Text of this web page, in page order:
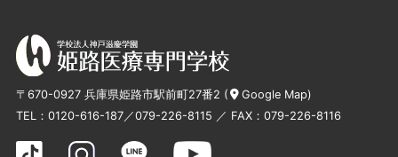
〒670-0927 兵庫県姫路市駅前町27番2 ( Google Map)
TEL： 0120-616-187／079-226-8115 ／ FAX：079-226-8116